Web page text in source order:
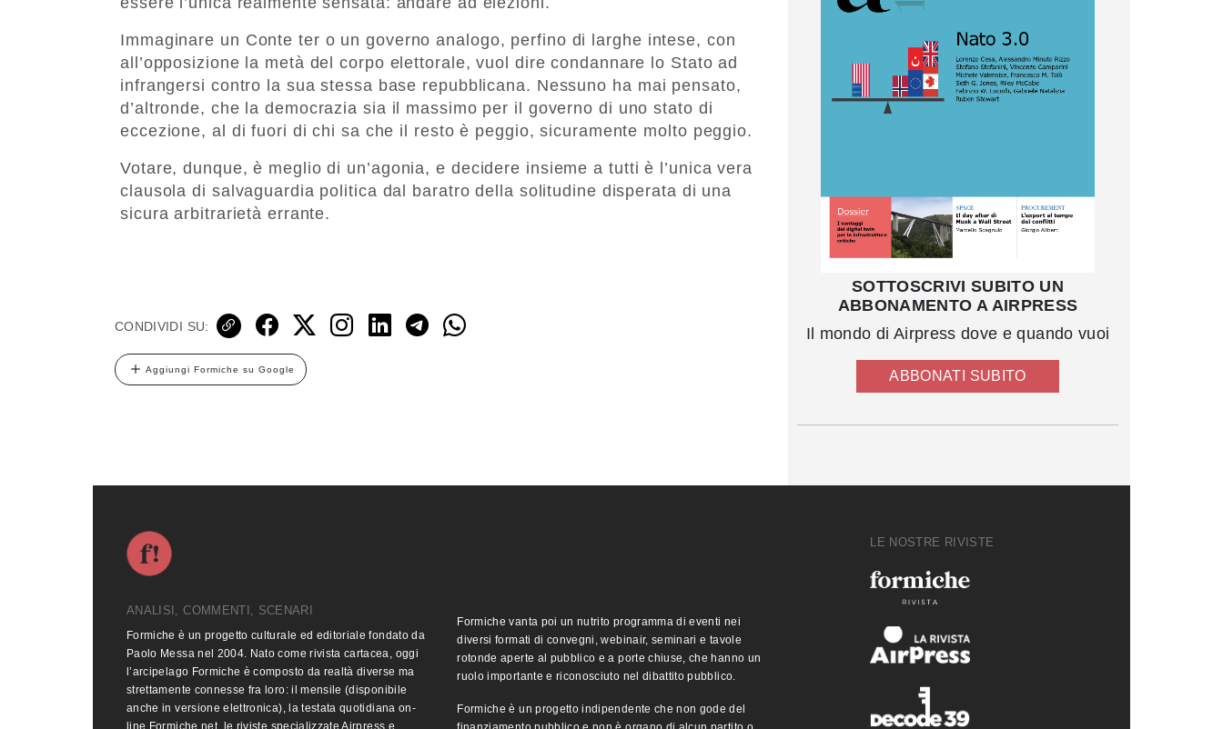
Immaginare un Conte ter o un governo analogo, perfino di larghe intese, con
all’opposizione la metà del corpo elettorale, vuol dire condannare lo Stato ad
infrangersi contro la sua stessa base repubblicana. Nessuno ha mai pensato,
d’altronde, che la democrazia sia il massimo per il governo di uno stato di
eccezione, al di fuori di chi sa che il resto è peggio, sicuramente molto peggio.
Votare, dunque, è meglio di un’agonia, e decidere insieme a tutti è l’unica vera
clausola di salvaguardia politica dal baratro della solitudine disperata di una
sicura arbitrarietà errante.
CONDIVIDI SU:
Aggiungi Formiche su Google
SOTTOSCRIVI SUBITO UN
ABBONAMENTO A AIRPRESS
Il mondo di Airpress dove e quando vuoi
ABBONATI SUBITO
ANALISI, COMMENTI, SCENARI
Formiche è un progetto culturale ed editoriale fondato da
Paolo Messa nel 2004. Nato come rivista cartacea, oggi
l’arcipelago Formiche è composto da realtà diverse ma
strettamente connesse fra loro: il mensile (disponibile
anche in versione elettronica), la testata quotidiana on-
line Formiche.net, le riviste specializzate Airpress e
Formiche vanta poi un nutrito programma di eventi nei
diversi formati di convegni, webinair, seminari e tavole
rotonde aperte al pubblico e a porte chiuse, che hanno un
ruolo importante e riconosciuto nel dibattito pubblico.
Formiche è un progetto indipendente che non gode del
LE NOSTRE RIVISTE